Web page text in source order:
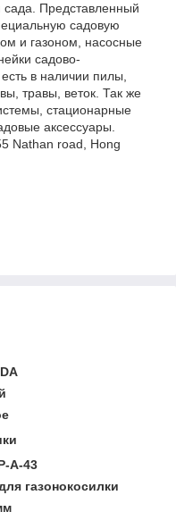
сада. Представленный
садовую
и газоном, насосные
садово-
в наличии пилы,
травы, веток. Так же
стационарные
аксессуары.
Nathan road, Hong
A-43
газонокосилки